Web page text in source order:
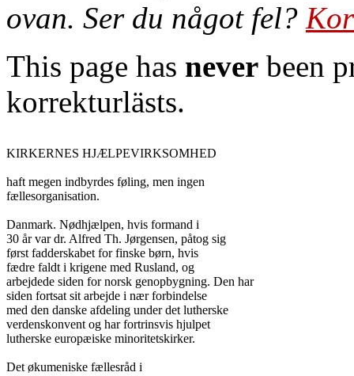
ovan. Ser du något fel?
This page has never been
korrekturlästs.
KIRKERNES HJÆLPEVIRKSOMHED
haft megen indbyrdes føling, men ingen
fællesorganisation.
Danmark. Nødhjælpen, hvis formand i
30 år var dr. Alfred Th. Jørgensen, påtog sig
først fadderskabet for finske børn, hvis
fædre faldt i krigene med Rusland, og
arbejdede siden for norsk genopbygning. Den har
siden fortsat sit arbejde i nær forbindelse
med den danske afdeling under det lutherske
verdenskonvent og har fortrinsvis hjulpet
lutherske europæiske minoritetskirker.
Det økumeniske fællesråd i